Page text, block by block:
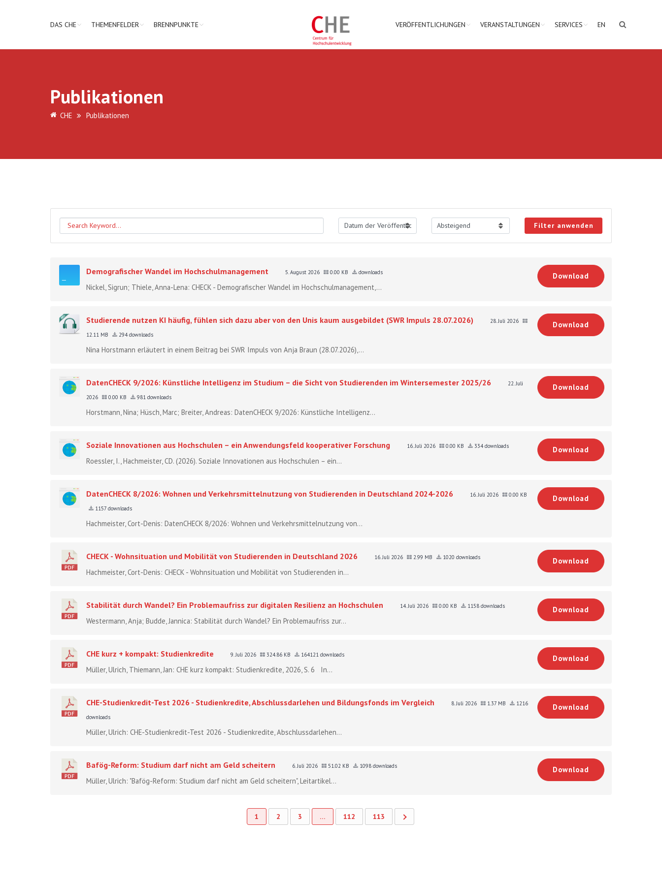
DAS CHE THEMENFELDER BRENNPUNKTE VERÖFFENTLICHUNGEN VERANSTALTUNGEN SERVICES EN
Publikationen
CHE Publikationen
Filter anwenden
Demografischer Wandel im Hochschulmanagement 5. August 2026 0.00 KB downloads
Nickel, Sigrun; Thiele, Anna-Lena: CHECK - Demografischer Wandel im Hochschulmanagement,...
Download
Studierende nutzen KI häufig, fühlen sich dazu aber von den Unis kaum ausgebildet (SWR Impuls 28.07.2026)
28. Juli 2026
12.11 MB
294 downloads
Nina Horstmann erläutert in einem Beitrag bei SWR Impuls von Anja Braun (28.07.2026),...
Download
DatenCHECK 9/2026: Künstliche Intelligenz im Studium – die Sicht von Studierenden im Wintersemester 2025/26
22. Juli
2026
0.00 KB 981 downloads
Horstmann, Nina; Hüsch, Marc; Breiter, Andreas: DatenCHECK 9/2026: Künstliche Intelligenz...
Download
Soziale Innovationen aus Hochschulen – ein Anwendungsfeld kooperativer Forschung 16. Juli 2026 0.00 KB 334 downloads
Roessler, I., Hachmeister, CD. (2026). Soziale Innovationen aus Hochschulen – ein...
Download
DatenCHECK 8/2026: Wohnen und Verkehrsmittelnutzung von Studierenden in Deutschland 2024-2026 16. Juli 2026
0.00 KB
1157 downloads
Hachmeister, Cort-Denis: DatenCHECK 8/2026: Wohnen und Verkehrsmittelnutzung von...
Download
CHECK - Wohnsituation und Mobilität von Studierenden in Deutschland 2026 16. Juli 2026 2.99 MB 1020 downloads
Hachmeister, Cort-Denis: CHECK - Wohnsituation und Mobilität von Studierenden in...
Download
Stabilität durch Wandel? Ein Problemaufriss zur digitalen Resilienz an Hochschulen 14. Juli 2026 0.00 KB 1158 downloads
Westermann, Anja; Budde, Jannica: Stabilität durch Wandel? Ein Problemaufriss zur...
Download
CHE kurz + kompakt: Studienkredite 9. Juli 2026 324.86 KB 164121 downloads
Müller, Ulrich, Thiemann, Jan: CHE kurz kompakt: Studienkredite, 2026, S. 6 In...
Download
CHE-Studienkredit-Test 2026 - Studienkredite, Abschlussdarlehen und Bildungsfonds im Vergleich 8. Juli 2026 1.37 MB
1216
downloads
Müller, Ulrich: CHE-Studienkredit-Test 2026 - Studienkredite, Abschlussdarlehen...
Download
Bafög-Reform: Studium darf nicht am Geld scheitern 6. Juli 2026 51.02 KB 1098 downloads
Müller, Ulrich: "Bafög-Reform: Studium darf nicht am Geld scheitern", Leitartikel...
Download
1 2 3 … 112 113